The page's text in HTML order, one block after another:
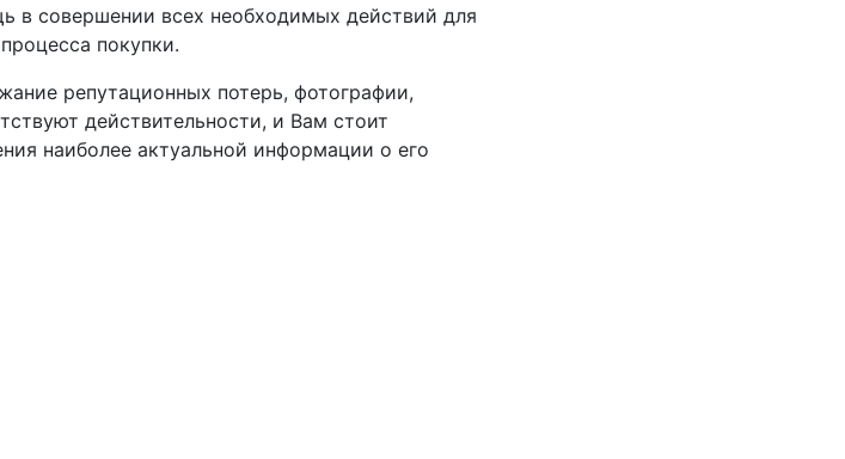
в совершении всех необходимых действий для
покупки.
репутационных потерь, фотографии,
действительности, и Вам стоит
наиболее актуальной информации о его